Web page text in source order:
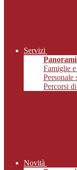
Servizi
Famiglie
Personale
Percorsi
Novità